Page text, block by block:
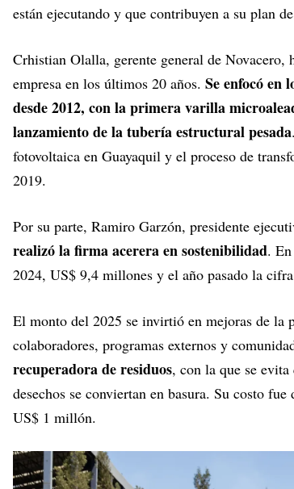
están ejecutando y que contribuyen a su plan
Crhistian Olalla, gerente general de
empresa en los últimos 20 años. Se enfocó en
desde 2012, con la primera varilla
lanzamiento de la tubería estructural pesada
fotovoltaica en Guayaquil y el proceso de
2019.
Por su parte, Ramiro Garzón, presidente
realizó la firma acerera en sostenibilidad.
2024, US$ 9,4 millones y el año pasado la
El monto del 2025 se invirtió en mejoras de la
colaboradores, programas externos y
recuperadora de residuos, con la que se evita
desechos se conviertan en basura. Su costo
US$ 1 millón.